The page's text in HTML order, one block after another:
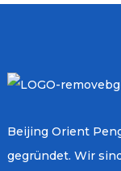
Beijing Orient
gegründet. Wir